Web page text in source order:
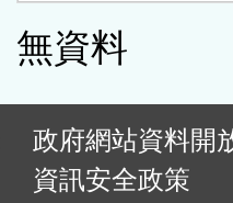
無資料
政府網站資料開
資訊安全政策